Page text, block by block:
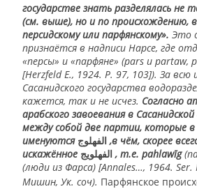
государстве знать разделялась не
(см. выше), но и по происхождению,
персидскому или парфянскому». Это
признаётся в надписи Нарсе, где
«персы» и «парфяне» (pars и partaw,
[Herzfeld E., 1924. P. 97, 103]). За
Сасанидского государства
кажется, так и не исчез. Согласно
арабского завоевания в
между собой две партии, которые
именуются الفھلوج ,в чём, скорее всего, следует видеть
искажённое الفھلويج , т.е. pahlawīg
(люди из Фарса) [Annales…, 1964. Ser.
Мишин, Ук. соч). Парфянское